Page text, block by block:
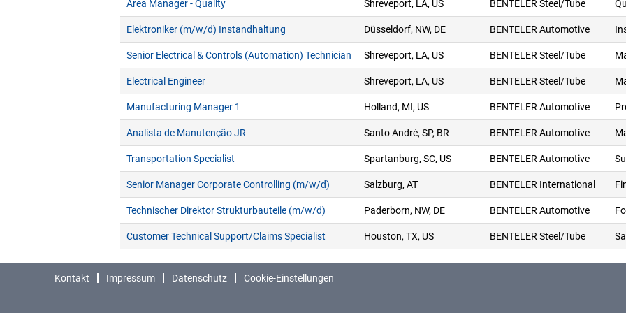
Area Manager - Quality Shreveport, LA, US BENTELER Steel/Tube
Elektroniker (m/w/d) Instandhaltung Düsseldorf, NW, DE BENTELER Automotive
Senior Electrical & Controls (Automation) Technician Shreveport, LA, US BENTELER Steel/Tube
Electrical Engineer Shreveport, LA, US BENTELER Steel/Tube
Manufacturing Manager 1 Holland, MI, US BENTELER Automotive
Analista de Manutenção JR Santo André, SP, BR BENTELER Automotive
Transportation Specialist Spartanburg, SC, US BENTELER Automotive
Senior Manager Corporate Controlling (m/w/d) Salzburg, AT BENTELER International
Technischer Direktor Strukturbauteile (m/w/d) Paderborn, NW, DE BENTELER Automotive
Customer Technical Support/Claims Specialist Houston, TX, US BENTELER Steel/Tube
Kontakt Impressum Datenschutz Cookie-Einstellungen